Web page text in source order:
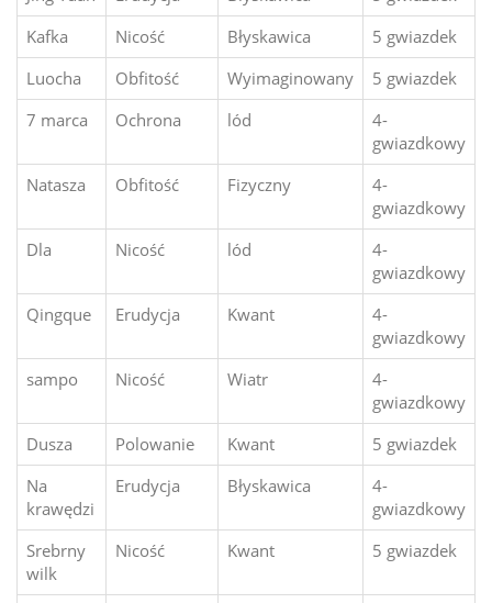
Kafka
Nicość Błyskawica
5 gwiazdek
Luocha
Obfitość Wyimaginowany
5 gwiazdek
7 marca
Ochrona lód
4-
gwiazdkowy
Natasza
Obfitość Fizyczny
4-
gwiazdkowy
Dla
Nicość lód
4-
gwiazdkowy
Qingque
Erudycja Kwant
4-
gwiazdkowy
sampo
Nicość Wiatr
4-
gwiazdkowy
Dusza
Polowanie Kwant
5 gwiazdek
Na
krawędzi
Erudycja Błyskawica
4-
gwiazdkowy
Srebrny
wilk
Nicość Kwant 5 gwiazdek